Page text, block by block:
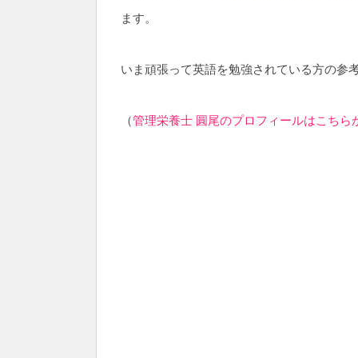
ます。
いま頑張って英語を勉強されている方の参
（管理栄養士 圓尾のプロフィールはこちら